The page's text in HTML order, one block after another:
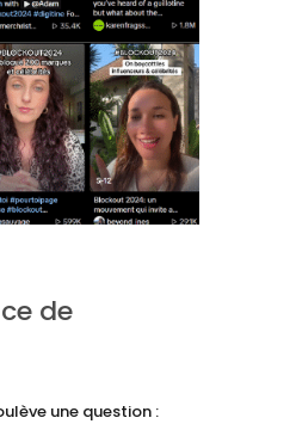
de
une question :